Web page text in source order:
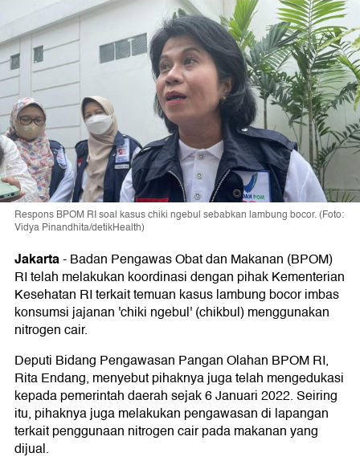
Respons BPOM RI soal kasus chiki ngebul sebabkan lambung bocor. (Foto:
Vidya Pinandhita/detikHealth)
Jakarta-Badan Pengawas Obat dan Makanan (BPOM)
RI telah melakukan koordinasi dengan pihak Kementerian
Kesehatan RI terkait temuan kasus lambung bocor imbas
konsumsi jajanan 'chiki ngebul' (chikbul) menggunakan
nitrogen cair.
Deputi Bidang Pengawasan Pangan Olahan BPOM RI,
Rita Endang, menyebut pihaknya juga telah mengedukasi
kepada pemerintah daerah sejak 6 Januari 2022. Seiring
itu, pihaknya juga melakukan pengawasan di lapangan
terkait penggunaan nitrogen cair pada makanan yang
dijual.